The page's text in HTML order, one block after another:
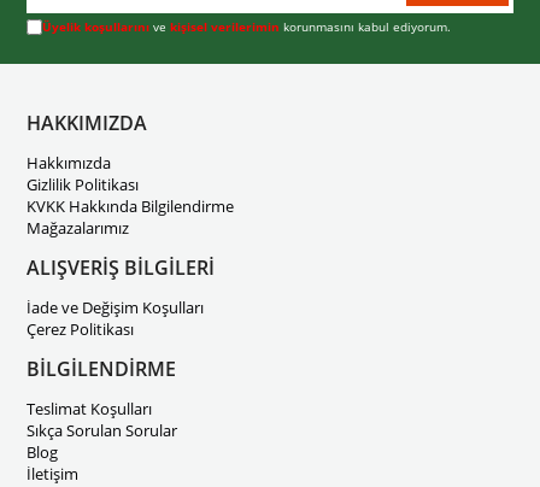
Üyelik koşullarını vekişisel verilerimin korunmasını kabul ediyorum.
HAKKIMIZDA
Hakkımızda
Gizlilik Politikası
KVKK Hakkında Bilgilendirme
Mağazalarımız
ALIŞVERİŞ BİLGİLERİ
İade ve Değişim Koşulları
Çerez Politikası
BİLGİLENDİRME
Teslimat Koşulları
Sıkça Sorulan Sorular
Blog
İletişim